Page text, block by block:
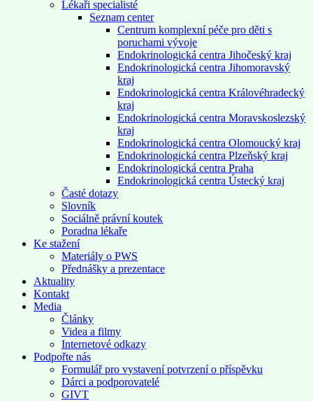
Lékaři specialisté
Seznam center
Centrum komplexní péče pro děti s
poruchami vývoje
Endokrinologická centra Jihočeský kraj
Endokrinologická centra Jihomoravský
kraj
Endokrinologická centra Královéhradecký
kraj
Endokrinologická centra Moravskoslezský
kraj
Endokrinologická centra Olomoucký kraj
Endokrinologická centra Plzeňský kraj
Endokrinologická centra Praha
Endokrinologická centra Ústecký kraj
Časté dotazy
Slovník
Sociálně právní koutek
Poradna lékaře
Ke stažení
Materiály o PWS
Přednášky a prezentace
Aktuality
Kontakt
Media
Články
Videa a filmy
Internetové odkazy
Podpořte nás
Formulář pro vystavení potvrzení o příspěvku
Dárci a podporovatelé
GIVT